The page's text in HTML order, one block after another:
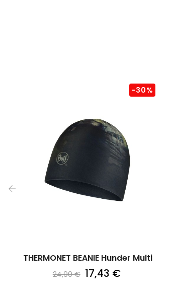
THERMONET BEANIE Hunder Multi
24,90 €
-30%
17,43 €